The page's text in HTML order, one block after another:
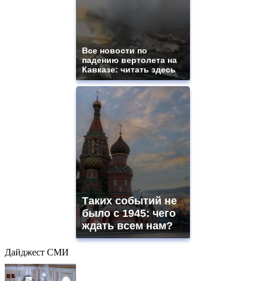
Все новости по
падению вертолета на
Кавказе: читать здесь
Таких событий не
было с 1945: чего
ждать всем нам?
Дайджест СМИ